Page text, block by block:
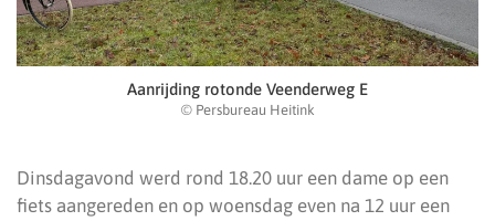
Aanrijding rotonde Veenderweg E
© Persbureau Heitink
Dinsdagavond werd rond 18.20 uur een dame op een
fiets aangereden en op woensdag even na 12 uur een